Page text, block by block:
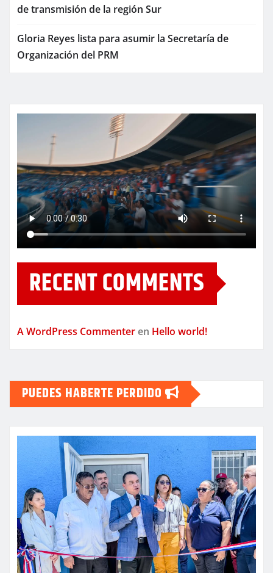
de transmisión de la región Sur
Gloria Reyes lista para asumir la Secretaría de
Organización del PRM
RECENT COMMENTS
A WordPress Commenter en Hello world!
PUEDES HABERTE PERDIDO